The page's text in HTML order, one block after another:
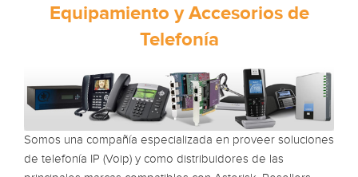
Equipamiento y Accesorios de
Telefonía
Somos una compañía especializada en proveer soluciones
de telefonía IP (Voip) y como distribuidores de las